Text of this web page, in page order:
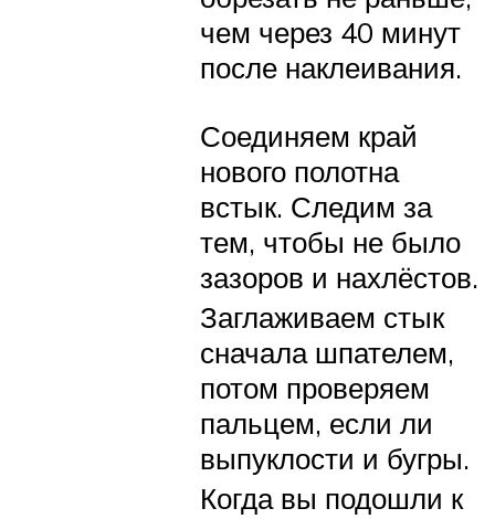
чем через 40 минут
после наклеивания.
Соединяем край
нового полотна
встык. Следим за
тем, чтобы не было
зазоров и нахлёстов.
Заглаживаем стык
сначала шпателем,
потом проверяем
пальцем, если ли
выпуклости и бугры.
Когда вы подошли к